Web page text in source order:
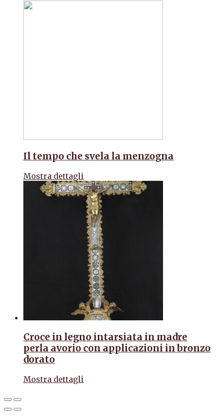
Il tempo che svela la menzogna
Mostra dettagli
Croce in legno intarsiata in madre
perla avorio con applicazioni in bronzo
dorato
Mostra dettagli